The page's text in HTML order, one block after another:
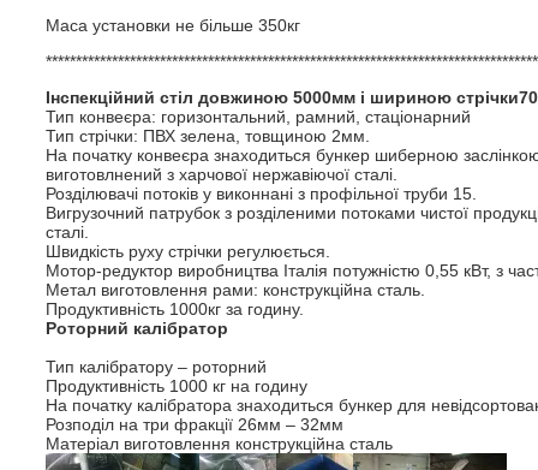
Маса установки не більше 350кг
Інспекційний стіл довжиною 5000мм і шириною стрічки
Тип конвеєра: горизонтальний, рамний, стаціонарний
Тип стрічки: ПВХ зелена, товщиною 2мм.
На початку конвеєра знаходиться бункер шиберною
виготовлнений з харчової нержавіючої сталі.
Розділювачі потоків у виконнані з профільної труби 15.
Вигрузочний патрубок з розділеними потоками чистої
сталі.
Швидкість руху стрічки регулюється.
Мотор-редуктор виробництва Італія потужністю 0,55 кВт, з
Метал виготовлення рами: конструкційна сталь.
Продуктивність 1000кг за годину.
Роторний калібратор
Тип калібратору – роторний
Продуктивність 1000 кг на годину
На початку калібратора знаходиться бункер для
Розподіл на три фракції 26мм – 32мм
Матеріал виготовлення конструкційна сталь